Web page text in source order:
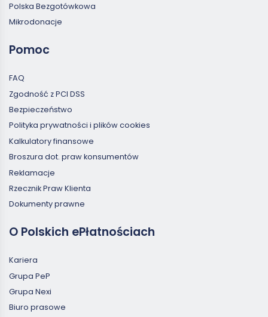
Polska Bezgotówkowa
Mikrodonacje
Pomoc
FAQ
Zgodność z PCI DSS
Bezpieczeństwo
Polityka prywatności i plików cookies
Kalkulatory finansowe
Broszura dot. praw konsumentów
Reklamacje
Rzecznik Praw Klienta
Dokumenty prawne
O Polskich ePłatnościach
Kariera
Grupa PeP
Grupa Nexi
Biuro prasowe